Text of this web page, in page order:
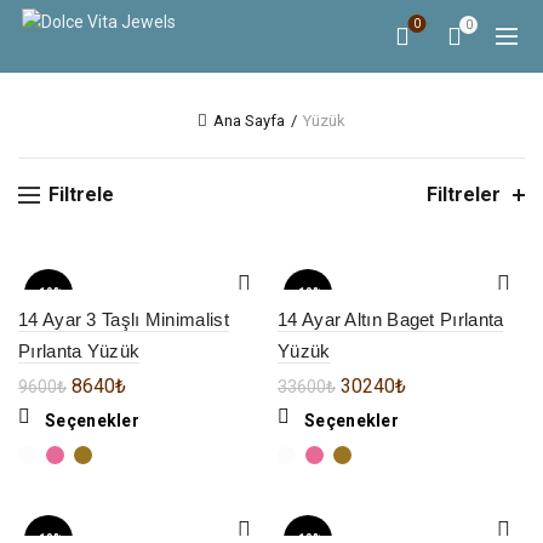
0 0
Ana Sayfa Yüzük
Filtrele Filtreler
-10%
14 Ayar 3 Taşlı Minimalist
Pırlanta Yüzük
9600₺ 8640₺
Seçenekler
-10%
14 Ayar Altın Baget Pırlanta
Yüzük
33600₺ 30240₺
Seçenekler
-10% -10%